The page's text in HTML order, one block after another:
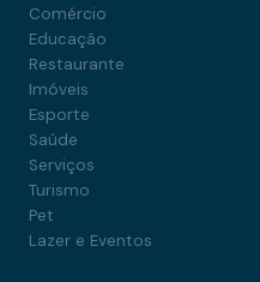
Comércio
Educação
Restaurante
Imóveis
Esporte
Saúde
Serviços
Turismo
Pet
Lazer e Eventos